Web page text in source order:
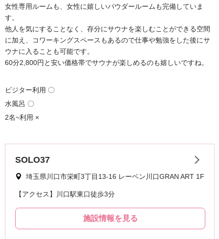
女性専用ルームも、女性に嬉しいパウダールームも完備していま
す。
他人を気にすることなく、存分にサウナを楽しむことができる空間
に加え、コワーキングスペースもあるので仕事や勉強をした後にサ
ウナに入ることも可能です。
60分2,800円と安い価格帯でサウナが楽しめるのも嬉しいですね。
ビジター利用 〇
水風呂 〇
2名~利用 ×